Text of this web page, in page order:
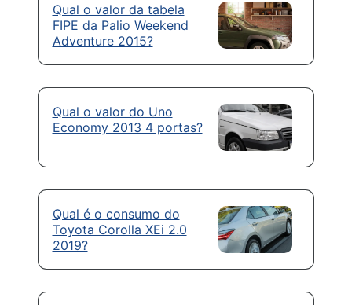
Qual o valor da tabela
FIPE da Palio Weekend
Adventure 2015?
Qual o valor do Uno
Economy 2013 4 portas?
Qual é o consumo do
Toyota Corolla XEi 2.0
2019?